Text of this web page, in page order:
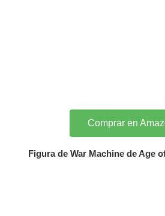
Comprar en
Figura de War Machine de Age